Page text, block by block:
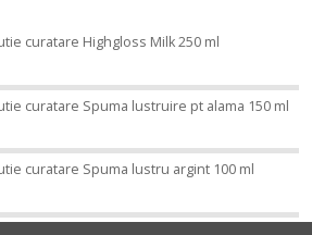
curatare Highgloss Milk 250 ml
curatare Spuma lustruire pt alama 150 ml
curatare Spuma lustru argint 100 ml